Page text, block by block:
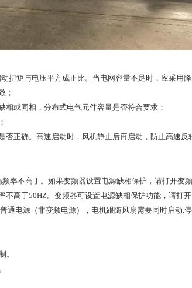
扭矩与电压平方成正比。当电网容量不足时，应采用降
；
或同相，分布式电气元件容量是否符合要求；
正确。高速启动时，风机静止后再启动，防止高速反
率不高于。如果变频器设置电源缺相保护，请打开变
高于50HZ。变频器可设置电源缺相保护功能，请打
通电源（非变频电源），电机跟随风扇需要同时启动.
。